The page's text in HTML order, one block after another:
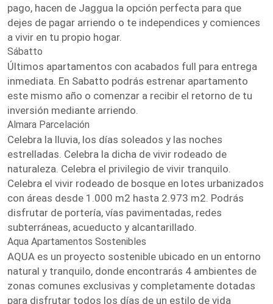
pago, hacen de Jaggua la opción perfecta para que
dejes de pagar arriendo o te independices y comiences
a vivir en tu propio hogar.
Sábatto
Últimos apartamentos con acabados full para entrega
inmediata. En Sabatto podrás estrenar apartamento
este mismo año o comenzar a recibir el retorno de tu
inversión mediante arriendo.
Almara Parcelación
Celebra la lluvia, los días soleados y las noches
estrelladas. Celebra la dicha de vivir rodeado de
naturaleza. Celebra el privilegio de vivir tranquilo.
Celebra el vivir rodeado de bosque en lotes urbanizados
con áreas desde 1.000 m2 hasta 2.973 m2. Podrás
disfrutar de portería, vías pavimentadas, redes
subterráneas, acueducto y alcantarillado.
Aqua Apartamentos Sostenibles
AQUA es un proyecto sostenible ubicado en un entorno
natural y tranquilo, donde encontrarás 4 ambientes de
zonas comunes exclusivas y completamente dotadas
para disfrutar todos los días de un estilo de vida